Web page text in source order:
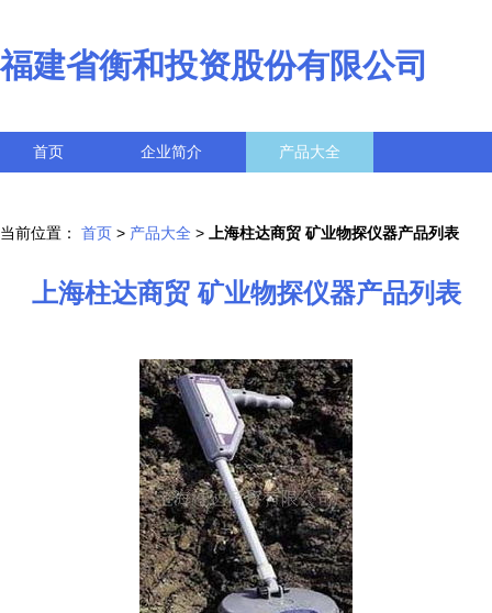
福建省衡和投资股份有限公司
首页 企业简介 产品大全
当前位置： 首页 > 产品大全 > 上海柱达商贸 矿业物探仪器产品列表
上海柱达商贸 矿业物探仪器产品列表